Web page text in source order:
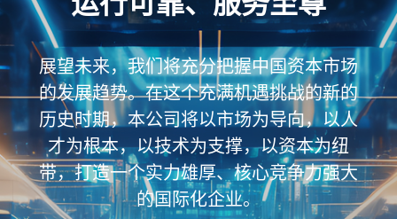
展望未来，我们将充分把握中国资本市场
的发展趋势。在这个充满机遇挑战的新的
历史时期，本公司将以市场为导向，以人
才为根本，以技术为支撑，以资本为纽
带，打造一个实力雄厚、核心竞争力强大
的国际化企业。